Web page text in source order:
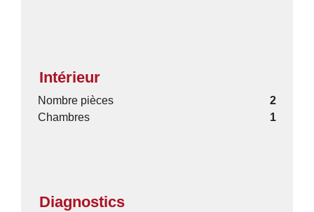
Intérieur
Nombre pièces
2
Chambres
1
Diagnostics